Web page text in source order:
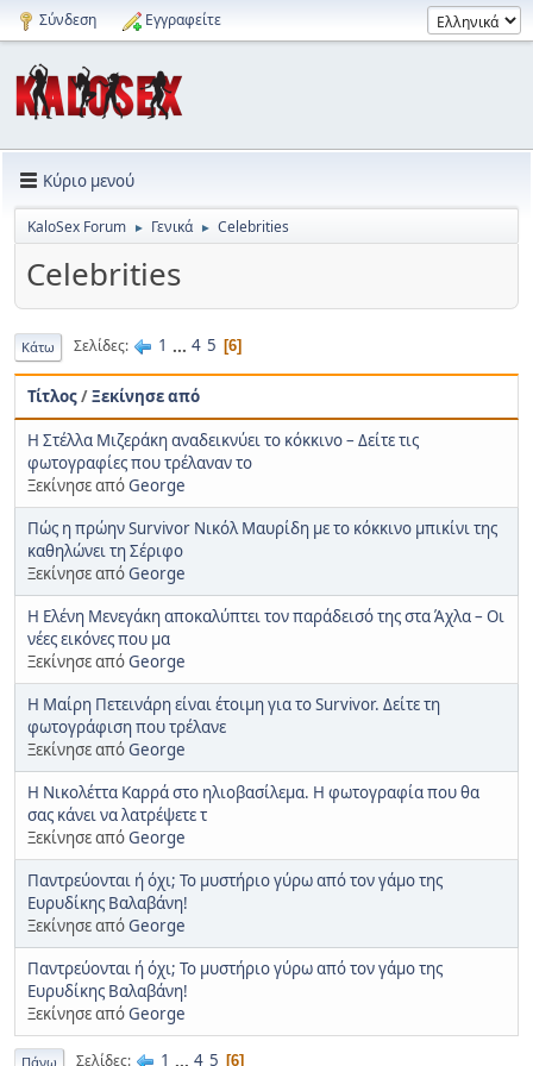
Σύνδεση Εγγραφείτε
Κύριο μενού
KaloSex Forum ► Γενικά ► Celebrities
Celebrities
Κάτω Σελίδες 1 ... 4 5 6
Τίτλος/Ξεκίνησε από
Η Στέλλα Μιζεράκη αναδεικνύει το κόκκινο – Δείτε τις
φωτογραφίες που τρέλαναν το
Ξεκίνησε απόGeorge
Πώς η πρώην Survivor Νικόλ Μαυρίδη με το κόκκινο μπικίνι της
καθηλώνει τη Σέριφο
Ξεκίνησε απόGeorge
Η Ελένη Μενεγάκη αποκαλύπτει τον παράδεισό της στα Άχλα – Οι
νέες εικόνες που μα
Ξεκίνησε απόGeorge
Η Μαίρη Πετεινάρη είναι έτοιμη για το Survivor. Δείτε τη
φωτογράφιση που τρέλανε
Ξεκίνησε απόGeorge
Η Νικολέττα Καρρά στο ηλιοβασίλεμα. Η φωτογραφία που θα
σας κάνει να λατρέψετε τ
Ξεκίνησε απόGeorge
Παντρεύονται ή όχι; Το μυστήριο γύρω από τον γάμο της
Ευρυδίκης Βαλαβάνη!
Ξεκίνησε απόGeorge
Παντρεύονται ή όχι; Το μυστήριο γύρω από τον γάμο της
Ευρυδίκης Βαλαβάνη!
Ξεκίνησε απόGeorge
Πάνω Σελίδες 1 ... 4 5 6